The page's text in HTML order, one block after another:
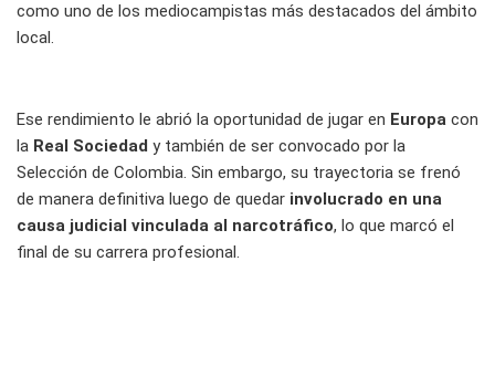
como uno de los mediocampistas más destacados del ámbito
local.
Ese rendimiento le abrió la oportunidad de jugar en Europa con
la Real Sociedad y también de ser convocado por la
Selección de Colombia. Sin embargo, su trayectoria se frenó
de manera definitiva luego de quedar involucrado en una
causa judicial vinculada al narcotráfico, lo que marcó el
final de su carrera profesional.